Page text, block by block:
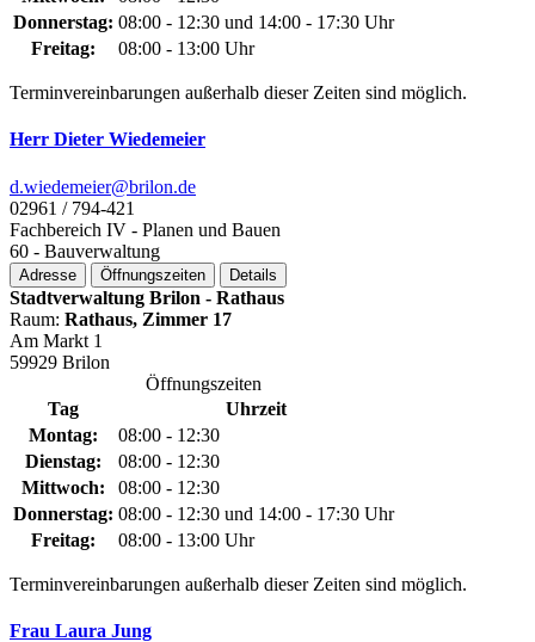
Donnerstag: 08:00 - 12:30 und 14:00 - 17:30 Uhr
Freitag:
08:00 - 13:00 Uhr
Terminvereinbarungen außerhalb dieser Zeiten sind möglich.
Herr Dieter Wiedemeier
d.wiedemeier@­brilon.de
02961 / 794-421
Fachbereich IV - Planen und Bauen
60 - Bauverwaltung
Adresse Öffnungszeiten Details
Stadtverwaltung Brilon - Rathaus
Raum: Rathaus, Zimmer 17
Am Markt 1
59929 Brilon
Öffnungszeiten
Tag
Uhrzeit
Montag:
08:00 - 12:30
Dienstag:
08:00 - 12:30
Mittwoch:
08:00 - 12:30
Donnerstag: 08:00 - 12:30 und 14:00 - 17:30 Uhr
Freitag:
08:00 - 13:00 Uhr
Terminvereinbarungen außerhalb dieser Zeiten sind möglich.
Frau Laura Jung